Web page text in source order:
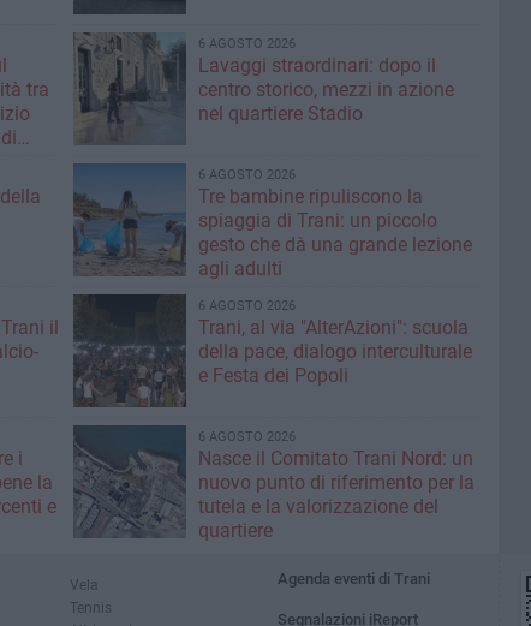
tra
6 AGOSTO 2026
Lavaggi straordinari: dopo il
centro storico, mezzi in azione
nel quartiere Stadio
6 AGOSTO 2026
Tre bambine ripuliscono la
spiaggia di Trani: un piccolo
gesto che dà una grande lezione
agli adulti
il
6 AGOSTO 2026
Trani, al via "AlterAzioni": scuola
della pace, dialogo interculturale
e Festa dei Popoli
i
la
e
6 AGOSTO 2026
Nasce il Comitato Trani Nord: un
nuovo punto di riferimento per la
tutela e la valorizzazione del
quartiere
Vela
Tennis
Agenda eventi di Trani
Segnalazioni iReport